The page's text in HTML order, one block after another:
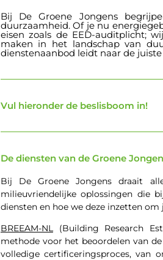
Bij De Groene Jongens
duurzaamheid. Of je nu
eisen zoals de EED-auditplicht;
maken in het landschap van
dienstenaanbod leidt naar de juiste
Vul hieronder de beslisboom in!
De diensten van de Groene
Bij De Groene Jongens draait
milieuvriendelijke oplossingen die
diensten en hoe we deze inzetten
BREEAM-NL(Building Research
methode voor het beoordelen van
volledige certificeringsproces, van